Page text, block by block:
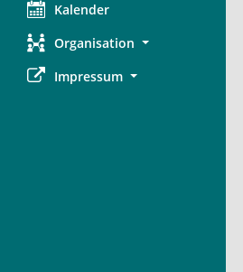
Kalender
Organisation
Impressum